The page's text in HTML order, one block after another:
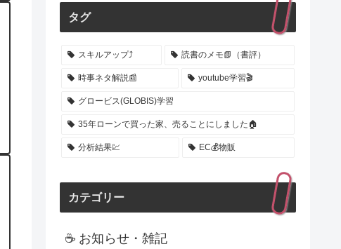
タグ
スキルアップ⤴️ 読書のメモ📗（書評）
時事ネタ解説📰 youtube学習🎬
グロービス(GLOBIS)学習
35年ローンで買った家、売ることにしました🏠
分析結果💹 EC💰️物販
カテゴリー
☕ お知らせ・雑記